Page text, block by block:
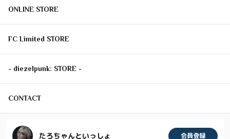
ONLINE STORE
FC Limited STORE
- diezelpunk: STORE -
CONTACT
たろちゃんといっしょ 会員登録